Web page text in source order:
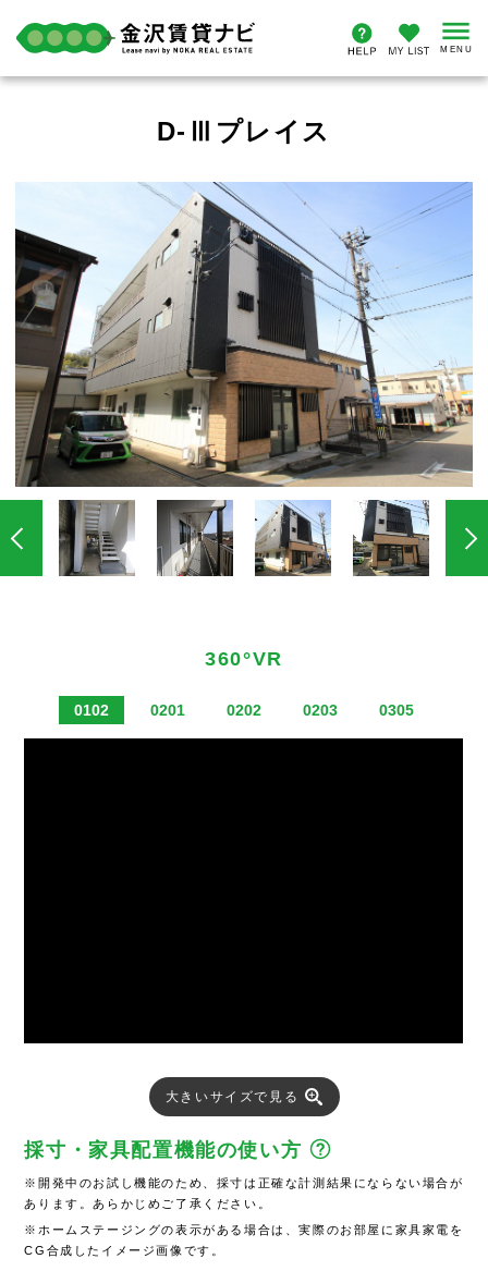
D-Ⅲプレイス
360°VR
0102 0201 0202 0203 0305
大きいサイズで見る
採寸・家具配置機能の使い方
※開発中のお試し機能のため、採寸は正確な計測結果にならない場合が
あります。あらかじめご了承ください。
※ホームステージングの表示がある場合は、実際のお部屋に家具家電を
CG合成したイメージ画像です。